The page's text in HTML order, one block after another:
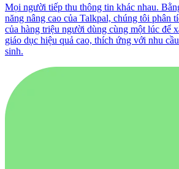
Mọi người tiếp thu thông tin khác nhau.
năng nâng cao của Talkpal, chúng tôi phân
của hàng triệu người dùng cùng một lúc để
giáo dục hiệu quả cao, thích ứng với nhu
sinh.